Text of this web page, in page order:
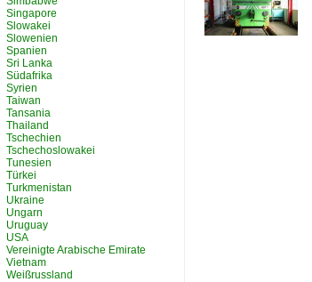
Singapore
Slowakei
Slowenien
Spanien
Sri Lanka
Südafrika
Syrien
Taiwan
Tansania
Thailand
Tschechien
Tschechoslowakei
Tunesien
Türkei
Turkmenistan
Ukraine
Ungarn
Uruguay
USA
Vereinigte Arabische Emirate
Vietnam
Weißrussland